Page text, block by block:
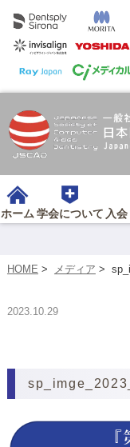
ホーム 学会について 入
HOME > メディア >
2023.10.29